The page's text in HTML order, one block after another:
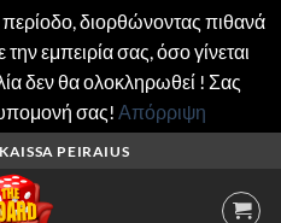
διορθώνοντας πιθανά
εμπειρία σας, όσο γίνεται
δεν θα ολοκληρωθεί ! Σας
σας! Απόρριψη
PEIRAIUS